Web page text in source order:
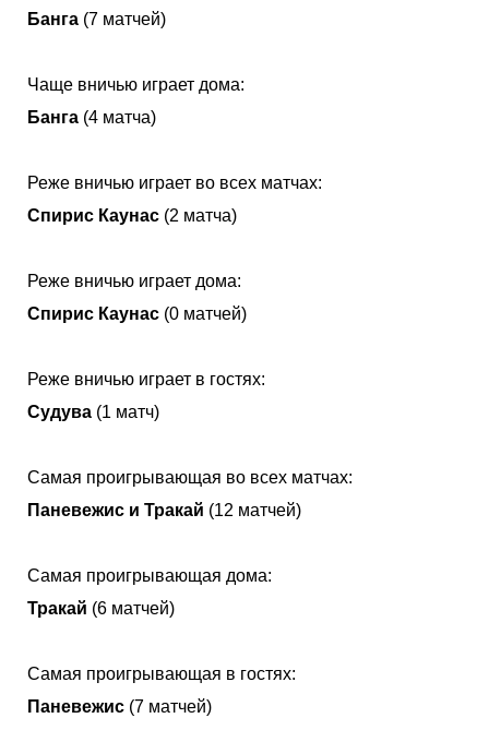
Банга (7 матчей)
Чаще вничью играет дома:
Банга (4 матча)
Реже вничью играет во всех матчах:
Спирис Каунас (2 матча)
Реже вничью играет дома:
Спирис Каунас (0 матчей)
Реже вничью играет в гостях:
Судува (1 матч)
Самая проигрывающая во всех матчах:
Паневежис и Тракай (12 матчей)
Самая проигрывающая дома:
Тракай (6 матчей)
Самая проигрывающая в гостях:
Паневежис (7 матчей)